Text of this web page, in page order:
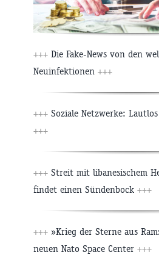
+++ Die Fake-News von den
Neuinfektionen +++
+++ Soziale Netzwerke:
+++
+++ Streit mit libanesischem
findet einen Sündenbock +++
+++ »Krieg der Sterne aus
neuen Nato Space Center +++